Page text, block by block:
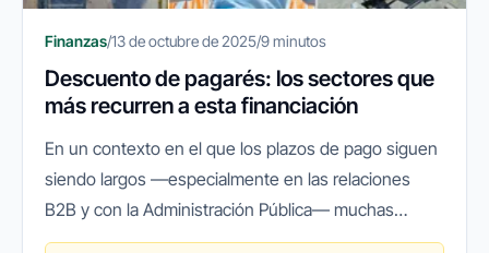
Finanzas/13 de octubre de 2025/9 minutos
Descuento de pagarés: los sectores que
más recurren a esta financiación
En un contexto en el que los plazos de pago siguen
siendo largos —especialmente en las relaciones
B2B y con la Administración Pública— muchas
empresas españolas recurren a herramientas que